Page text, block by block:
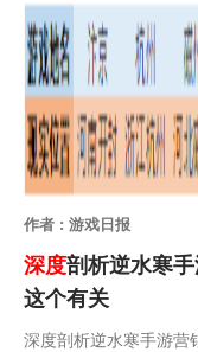
作者 : 游戏日报
深度剖析逆水寒
这个有关
深度剖析逆水寒手游营